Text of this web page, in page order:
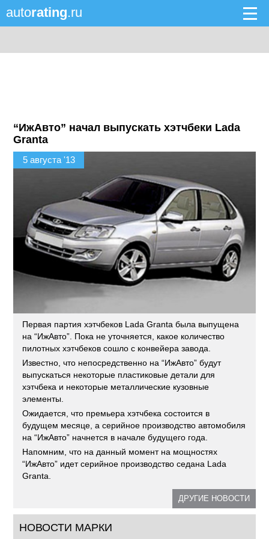
autorating.ru
“ИжАвто” начал выпускать хэтчбеки Lada
Granta
5 августа '13
Первая партия хэтчбеков Lada Granta была выпущена
на “ИжАвто”. Пока не уточняется, какое количество
пилотных хэтчбеков сошло с конвейера завода.
Известно, что непосредственно на “ИжАвто” будут
выпускаться некоторые пластиковые детали для
хэтчбека и некоторые металлические кузовные
элементы.
Ожидается, что премьера хэтчбека состоится в
будущем месяце, а серийное производство автомобиля
на “ИжАвто” начнется в начале будущего года.
Напомним, что на данный момент на мощностях
“ИжАвто” идет серийное производство седана Lada
Granta.
ДРУГИЕ НОВОСТИ
НОВОСТИ МАРКИ